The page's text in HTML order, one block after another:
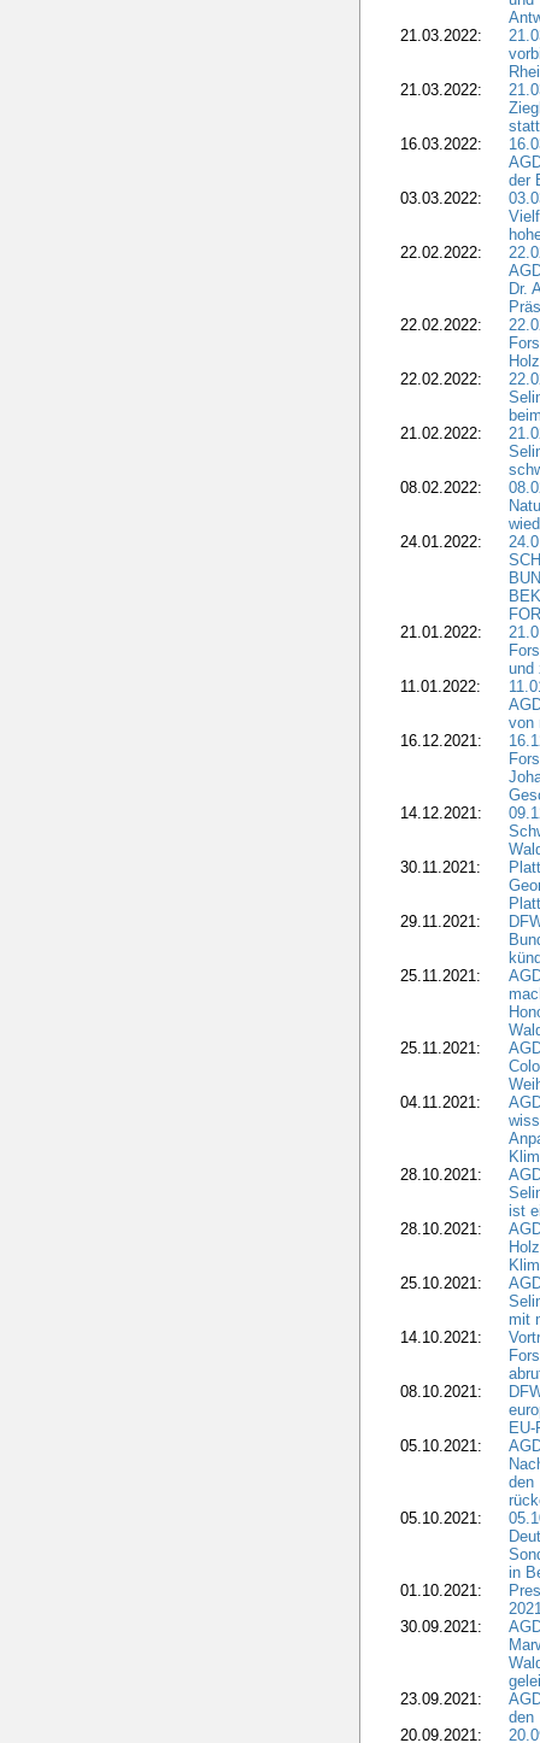
21.03.2022:
21.03.2022:
16.03.2022:
der
03.03.2022:
22.02.2022:
Dr.
22.02.2022:
22.02.2022:
21.02.2022:
08.02.2022:
24.01.2022:
21.01.2022:
und
11.01.2022:
von
16.12.2021:
14.12.2021:
30.11.2021:
29.11.2021:
25.11.2021:
25.11.2021:
04.11.2021:
28.10.2021:
ist
28.10.2021:
25.10.2021:
mit
14.10.2021:
08.10.2021:
05.10.2021:
den
05.10.2021:
in
01.10.2021:
30.09.2021:
23.09.2021:
den
20.09.2021: